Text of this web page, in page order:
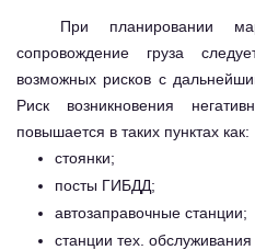
При планировании
сопровождение груза
возможных рисков с
Риск возникновения
повышается в таких пунктах как:
стоянки;
посты ГИБДД;
автозаправочные станции;
станции тех. обслуживания